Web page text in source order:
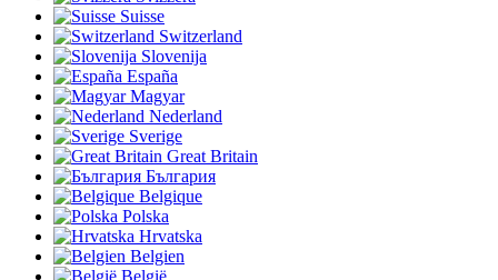
Suisse
Switzerland
Slovenija
España
Magyar
Nederland
Sverige
Great Britain
България
Belgique
Polska
Hrvatska
Belgien
België